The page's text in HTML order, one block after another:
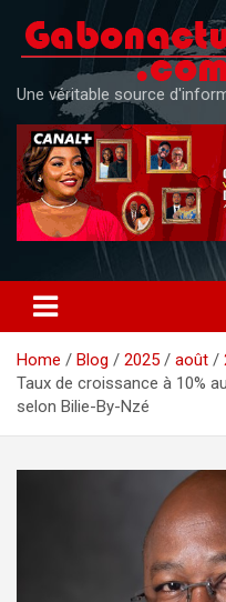
content
Une véritable source
Home Blog 2025 août
Taux de croissance à 10%
selon Bilie-By-Nzé